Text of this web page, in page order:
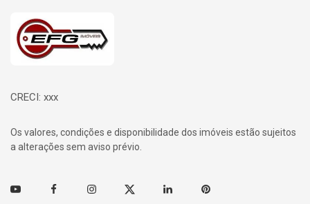
Página inicial
CRECI: xxx
Os valores, condições e disponibilidade dos imóveis estão sujeitos
a alterações sem aviso prévio.
Youtube FacebookInstagramTwitter Linkedin Pinterest